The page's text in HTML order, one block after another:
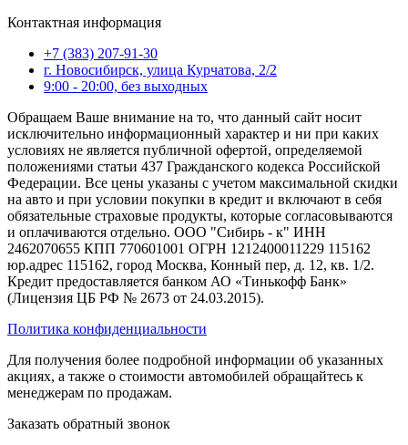
Контактная информация
+7 (383) 207-91-30
г. Новосибирск, улица Курчатова, 2/2
9:00 - 20:00, без выходных
Обращаем Ваше внимание на то, что данный сайт носит
исключительно информационный характер и ни при каких
условиях не является публичной офертой, определяемой
положениями статьи 437 Гражданского кодекса Российской
Федерации. Все цены указаны с учетом максимальной скидки
на авто и при условии покупки в кредит и включают в себя
обязательные страховые продукты, которые согласовываются
и оплачиваются отдельно. ООО "Сибирь - к" ИНН
2462070655 КПП 770601001 ОГРН 1212400011229 115162
юр.адрес 115162, город Москва, Конный пер, д. 12, кв. 1/2.
Кредит предоставляется банком АО «Тинькофф Банк»
(Лицензия ЦБ РФ № 2673 от 24.03.2015).
Политика конфиденциальности
Для получения более подробной информации об указанных
акциях, а также о стоимости автомобилей обращайтесь к
менеджерам по продажам.
Заказать обратный звонок